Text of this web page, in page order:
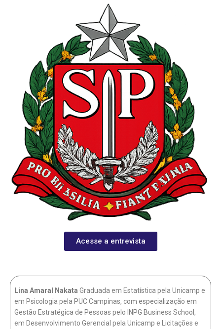
Acesse a entrevista
Lina Amaral Nakata Graduada em Estatística pela Unicamp e
em Psicologia pela PUC Campinas, com especialização em
Gestão Estratégica de Pessoas pelo INPG Business School,
em Desenvolvimento Gerencial pela Unicamp e Licitações e